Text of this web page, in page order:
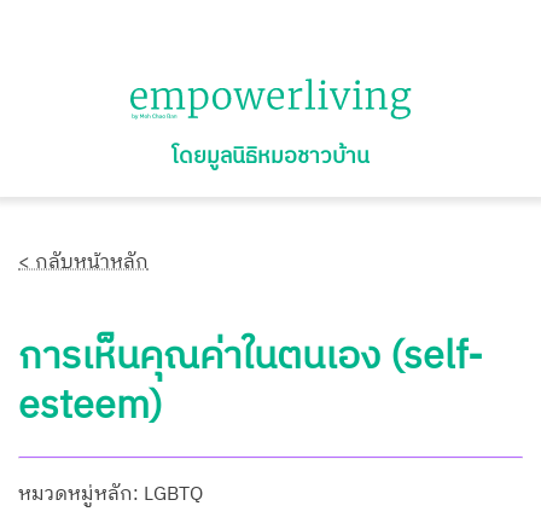
โดยมูลนิธิหมอชาวบ้าน
< กลับหน้าหลัก
การเห็นคุณค่าในตนเอง (self-
esteem)
หมวดหมู่หลัก: LGBTQ